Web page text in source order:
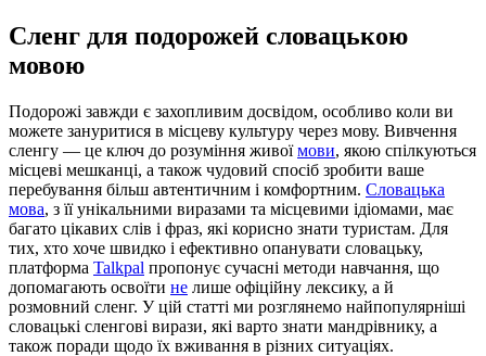
Сленг для подорожей словацькою
мовою
Подорожі завжди є захопливим досвідом, особливо коли ви
можете зануритися в місцеву культуру через мову. Вивчення
сленгу — це ключ до розуміння живоїмови, якою спілкуються
місцеві мешканці, а також чудовий спосіб зробити ваше
перебування більш автентичним і комфортним. Словацька
мова, з її унікальними виразами та місцевими ідіомами, має
багато цікавих слів і фраз, які корисно знати туристам. Для
тих, хто хоче швидко і ефективно опанувати словацьку,
платформа Talkpal пропонує сучасні методи навчання, що
допомагають освоїти не лише офіційну лексику, а й
розмовний сленг. У цій статті ми розглянемо найпопулярніші
словацькі сленгові вирази, які варто знати мандрівнику, а
також поради щодо їх вживання в різних ситуаціях.